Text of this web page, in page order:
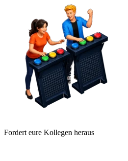
Fordert eure Kollegen heraus